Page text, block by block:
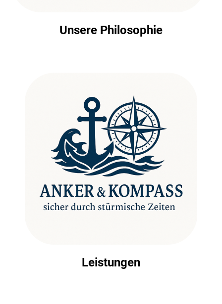
Unsere Philosophie
Leistungen